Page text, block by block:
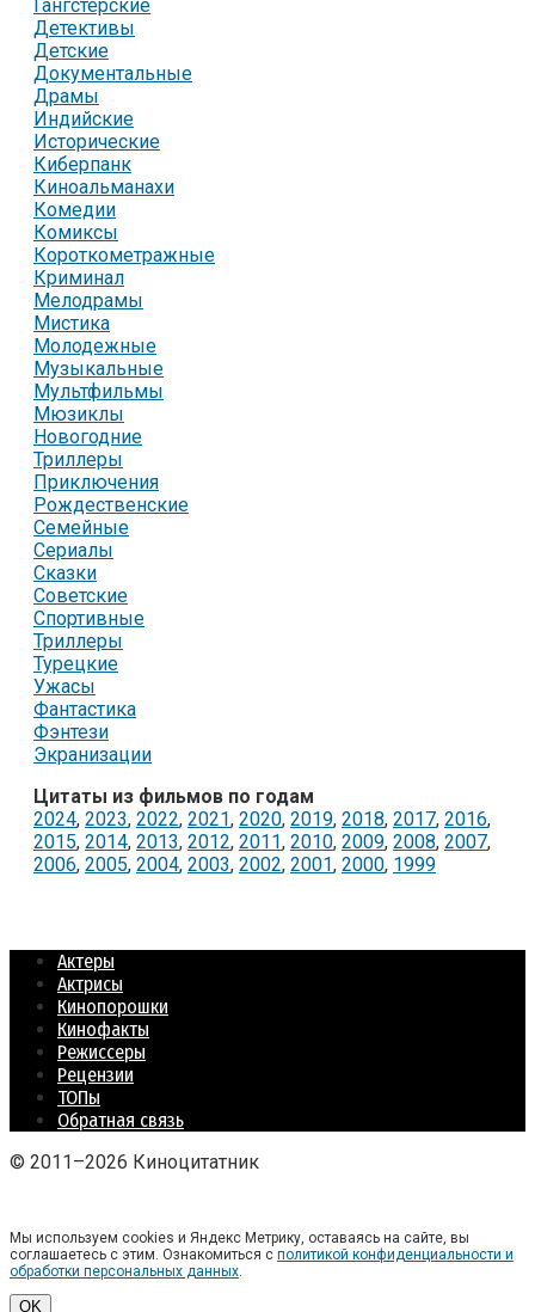
Гангстерские
Детективы
Детские
Документальные
Драмы
Индийские
Исторические
Киберпанк
Киноальманахи
Комедии
Комиксы
Короткометражные
Криминал
Мелодрамы
Мистика
Молодежные
Музыкальные
Мультфильмы
Мюзиклы
Новогодние
Триллеры
Приключения
Рождественские
Семейные
Сериалы
Сказки
Советские
Спортивные
Триллеры
Турецкие
Ужасы
Фантастика
Фэнтези
Экранизации
Цитаты из фильмов по годам
2024, 2023, 2022, 2021, 2020, 2019, 2018, 2017, 2016,
2015, 2014, 2013, 2012, 2011, 2010, 2009, 2008, 2007,
2006, 2005, 2004, 2003, 2002, 2001, 2000, 1999
Актеры
Актрисы
Кинопорошки
Кинофакты
Режиссеры
Рецензии
ТОПы
Обратная связь
© 2011–2026 Киноцитатник
Мы используем cookies и Яндекс Метрику, оставаясь на сайте, вы
соглашаетесь с этим. Ознакомиться с политикой конфиденциальности и
обработки персональных данных.
OK